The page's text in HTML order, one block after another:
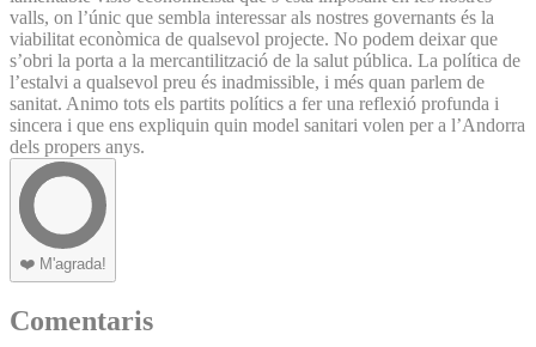
valls, on l’únic que sembla interessar als nostres governants és la
viabilitat econòmica de qualsevol projecte. No podem deixar que
s’obri la porta a la mercantilització de la salut pública. La política de
l’estalvi a qualsevol preu és inadmissible, i més quan parlem de
sanitat. Animo tots els partits polítics a fer una reflexió profunda i
sincera i que ens expliquin quin model sanitari volen per a l’Andorra
dels propers anys.
❤️ M'agrada!
Comentaris